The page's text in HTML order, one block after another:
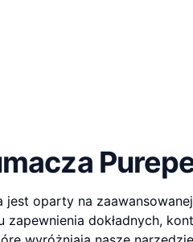
jest oparty na
zapewnienia dokładnych,